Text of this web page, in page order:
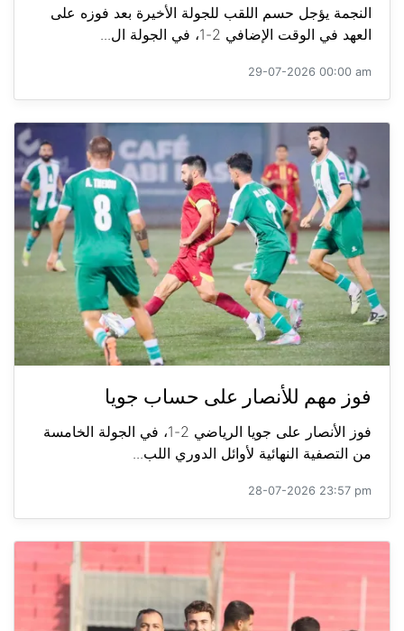
النجمة يؤجل حسم اللقب للجولة الأخيرة بعد فوزه على
العهد في الوقت الإضافي 2-1، في الجولة ال...
29-07-2026 00:00 am
فوز مهم للأنصار على حساب جويا
فوز الأنصار على جويا الرياضي 2-1، في الجولة الخامسة
من التصفية النهائية لأوائل الدوري اللب...
28-07-2026 23:57 pm